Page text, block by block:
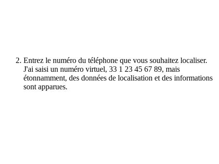
Entrez le numéro du téléphone que vous souhaitez localiser.
J'ai saisi un numéro virtuel, 33 1 23 45 67 89, mais
étonnamment, des données de localisation et des informations
sont apparues.